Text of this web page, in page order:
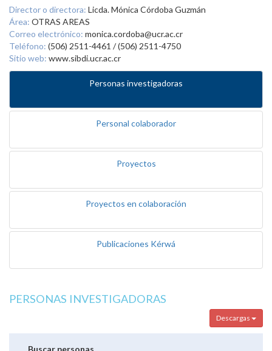
Director o directora: Licda. Mónica Córdoba Guzmán
Área: OTRAS AREAS
Correo electrónico: monica.cordoba@ucr.ac.cr
Teléfono: (506) 2511-4461 / (506) 2511-4750
Sitio web: www.sibdi.ucr.ac.cr
Personas investigadoras
Personal colaborador
Proyectos
Proyectos en colaboración
Publicaciones Kérwá
PERSONAS INVESTIGADORAS
Descargas
Buscar personas